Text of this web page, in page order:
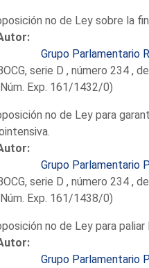
no de Ley sobre la
Grupo Parlamentario
serie D , número 234 ,
Exp. 161/1432/0)
no de Ley para
Grupo Parlamentario
serie D , número 234 ,
Exp. 161/1438/0)
no de Ley para
Grupo Parlamentario